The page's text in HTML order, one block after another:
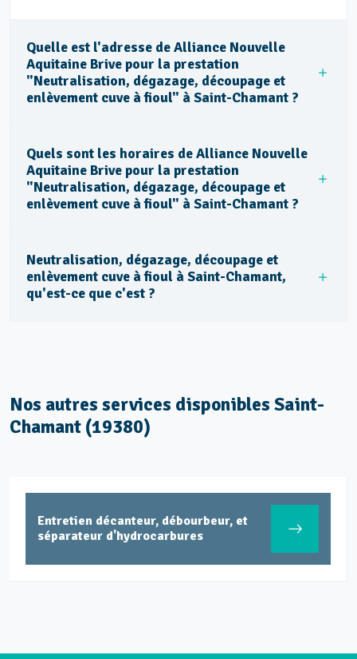
Quelle est l'adresse de Alliance Nouvelle
Aquitaine Brive pour la prestation
"Neutralisation, dégazage, découpage et
enlèvement cuve à fioul" à Saint-Chamant ?
Quels sont les horaires de Alliance Nouvelle
Aquitaine Brive pour la prestation
"Neutralisation, dégazage, découpage et
enlèvement cuve à fioul" à Saint-Chamant ?
Neutralisation, dégazage, découpage et
enlèvement cuve à fioul à Saint-Chamant,
qu'est-ce que c'est ?
Nos autres services disponibles Saint-
Chamant (19380)
Entretien décanteur, débourbeur, et
séparateur d'hydrocarbures